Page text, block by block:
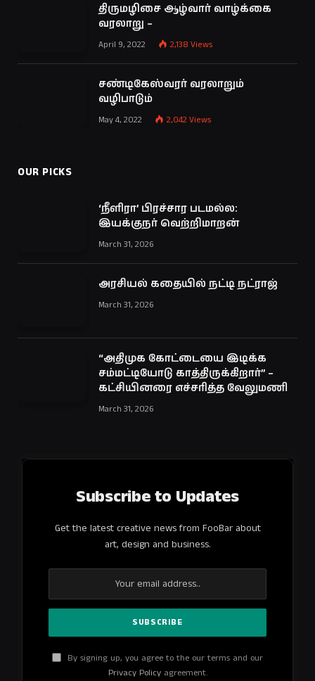
திருமழிசை ஆழ்வார் வாழ்க்கை
வரலாறு –
April 9, 2022 2,138 Views
சண்டிகேஸ்வரர் வரலாறும்
வழிபாடும்
May 4, 2022 2,042 Views
OUR PICKS
‘நீளிரா’ பிரச்சார படமல்ல:
இயக்குநர் வெற்றிமாறன்
March 31, 2026
அரசியல் கதையில் நட்டி நட்ராஜ்
March 31, 2026
“அதிமுக கோட்டையை இடிக்க
சம்மட்டியோடு காத்திருக்கிறார்” –
கட்சியினரை எச்சரித்த வேலுமணி
March 31, 2026
Subscribe to Updates
Get the latest creative news from FooBar about
art, design and business.
By signing up, you agree to the our terms and our
Privacy Policyagreement.